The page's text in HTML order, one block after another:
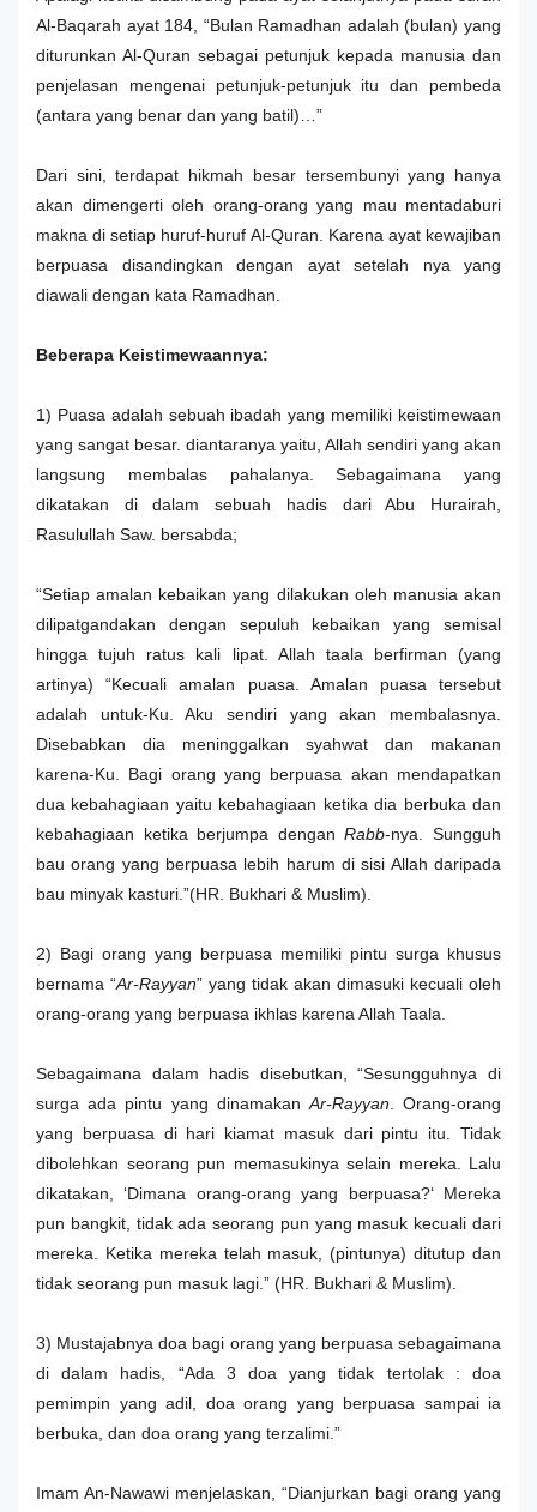
Al-Baqarah ayat 184, “Bulan Ramadhan adalah (bulan) yang
diturunkan Al-Quran sebagai petunjuk kepada manusia dan
penjelasan mengenai petunjuk-petunjuk itu dan pembeda
(antara yang benar dan yang batil)…”
Dari sini, terdapat hikmah besar tersembunyi yang hanya
akan dimengerti oleh orang-orang yang mau mentadaburi
makna di setiap huruf-huruf Al-Quran. Karena ayat kewajiban
berpuasa disandingkan dengan ayat setelah nya yang
diawali dengan kata Ramadhan.
Beberapa Keistimewaannya:
1) Puasa adalah sebuah ibadah yang memiliki keistimewaan
yang sangat besar. diantaranya yaitu, Allah sendiri yang akan
langsung membalas pahalanya. Sebagaimana yang
dikatakan di dalam sebuah hadis dari Abu Hurairah,
Rasulullah Saw. bersabda;
“Setiap amalan kebaikan yang dilakukan oleh manusia akan
dilipatgandakan dengan sepuluh kebaikan yang semisal
hingga tujuh ratus kali lipat. Allah taala berfirman (yang
artinya) “Kecuali amalan puasa. Amalan puasa tersebut
adalah untuk-Ku. Aku sendiri yang akan membalasnya.
Disebabkan dia meninggalkan syahwat dan makanan
karena-Ku. Bagi orang yang berpuasa akan mendapatkan
dua kebahagiaan yaitu kebahagiaan ketika dia berbuka dan
kebahagiaan ketika berjumpa denganRabb-nya. Sungguh
bau orang yang berpuasa lebih harum di sisi Allah daripada
bau minyak kasturi. ”(HR. Bukhari & Muslim).
2) Bagi orang yang berpuasa memiliki pintu surga khusus
bernama “Ar-Rayyan” yang tidak akan dimasuki kecuali oleh
orang-orang yang berpuasa ikhlas karena Allah Taala.
Sebagaimana dalam hadis disebutkan, “Sesungguhnya di
surga ada pintu yang dinamakan Ar-Rayyan . Orang-orang
yang berpuasa di hari kiamat masuk dari pintu itu. Tidak
dibolehkan seorang pun memasukinya selain mereka.
Lalu
dikatakan, ‘Dimana orang-orang yang berpuasa?‘Mereka
pun bangkit, tidak ada seorang pun yang masuk kecuali dari
mereka. Ketika mereka telah masuk, (pintunya) ditutup dan
tidak seorang pun masuk lagi.” (HR. Bukhari & Muslim).
3) Mustajabnya doa bagi orang yang berpuasa sebagaimana
di dalam hadis, “Ada 3 doa yang tidak tertolak : doa
pemimpin yang adil, doa orang yang berpuasa sampai ia
berbuka, dan doa orang yang terzalimi.”
Imam An-Nawawi menjelaskan, “Dianjurkan bagi orang yang